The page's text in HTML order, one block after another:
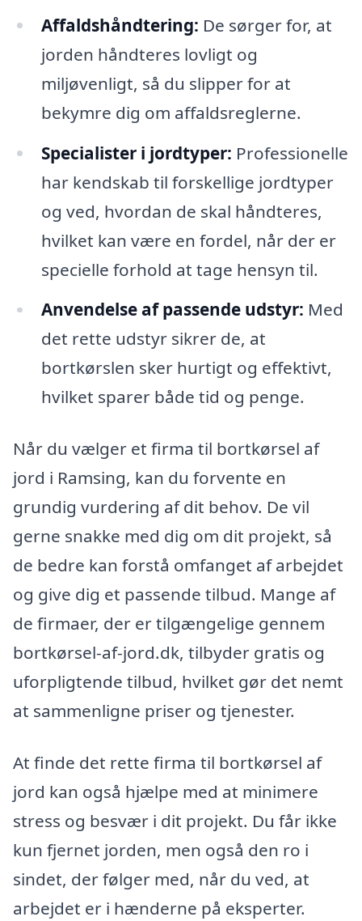
Affaldshåndtering: De sørger for, at
jorden håndteres lovligt og
miljøvenligt, så du slipper for at
bekymre dig om affaldsreglerne.
Specialister i jordtyper: Professionelle
har kendskab til forskellige jordtyper
og ved, hvordan de skal håndteres,
hvilket kan være en fordel, når der er
specielle forhold at tage hensyn til.
Anvendelse af passende udstyr: Med
det rette udstyr sikrer de, at
bortkørslen sker hurtigt og effektivt,
hvilket sparer både tid og penge.
Når du vælger et firma til bortkørsel af
jord i Ramsing, kan du forvente en
grundig vurdering af dit behov. De vil
gerne snakke med dig om dit projekt, så
de bedre kan forstå omfanget af arbejdet
og give dig et passende tilbud. Mange af
de firmaer, der er tilgængelige gennem
bortkørsel-af-jord.dk, tilbyder gratis og
uforpligtende tilbud, hvilket gør det nemt
at sammenligne priser og tjenester.
At finde det rette firma til bortkørsel af
jord kan også hjælpe med at minimere
stress og besvær i dit projekt. Du får ikke
kun fjernet jorden, men også den ro i
sindet, der følger med, når du ved, at
arbejdet er i hænderne på eksperter.